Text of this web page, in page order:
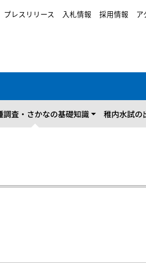
プレスリリース 入札情報 採用情報 ア
調査・さかなの基礎知識
稚内水試の